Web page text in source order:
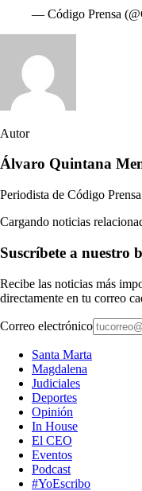
— Código Prensa
Autor
Álvaro Quintana
Periodista de Código
Cargando noticias
Suscríbete a nuestro
Recibe las noticias más
directamente en tu correo
Correo electrónico
Santa Marta
Magdalena
Judiciales
Deportes
Opinión
In House
El CEO
Eventos
Podcast
#YoEscribo